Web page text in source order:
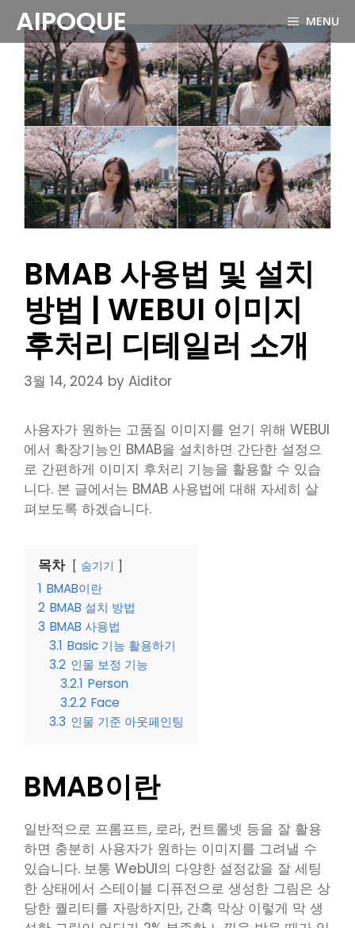
Skip
content
AIPOQUE MENU
BMAB 사용법 및 설치
방법 | WEBUI 이미지
후처리 디테일러 소개
3월 14, 2024 by Aiditor
사용자가 원하는 고품질 이미지를 얻기 위해 WEBUI
에서 확장기능인 BMAB을 설치하면 간단한 설정으
로 간편하게 이미지 후처리 기능을 활용할 수 있습
니다. 본 글에서는 BMAB 사용법에 대해 자세히 살
펴보도록 하겠습니다.
목차 숨기기
1 BMAB이란
2 BMAB 설치 방법
3 BMAB 사용법
3.1 Basic 기능 활용하기
3.2 인물 보정 기능
3.2.1 Person
3.2.2 Face
3.3 인물 기준 아웃페인팅
BMAB이란
일반적으로 프롬프트, 로라, 컨트롤넷 등을 잘 활용
하면 충분히 사용자가 원하는 이미지를 그려낼 수
있습니다. 보통 WebUI의 다양한 설정값을 잘 세팅
한 상태에서 스테이블 디퓨전으로 생성한 그림은 상
당한 퀄리티를 자랑하지만, 간혹 막상 이렇게 막 생